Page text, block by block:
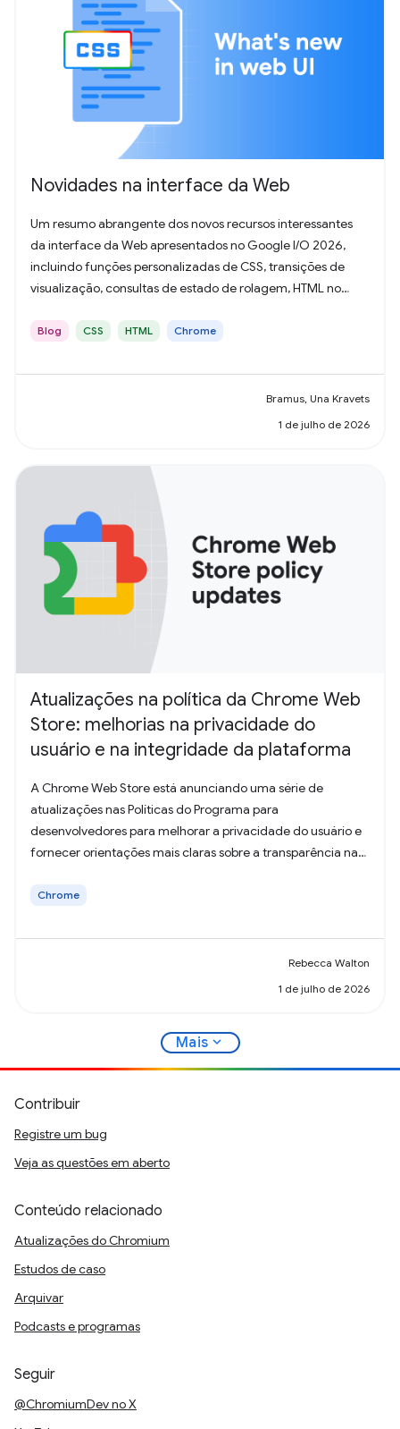
Novidades na interface da Web
Um resumo abrangente dos novos recursos interessantes
da interface da Web apresentados no Google I/O 2026,
incluindo funções personalizadas de CSS, transições de
visualização, consultas de estado de rolagem, HTML no
Blog CSS HTML Chrome
Bramus, Una Kravets
1 de julho de 2026
Atualizações na política da Chrome Web
Store: melhorias na privacidade do
usuário e na integridade da plataforma
A Chrome Web Store está anunciando uma série de
atualizações nas Políticas do Programa para
desenvolvedores para melhorar a privacidade do usuário e
fornecer orientações mais claras sobre a transparência na
Chrome
Rebecca Walton
1 de julho de 2026
Mais expand_more
Contribuir
Registre um bug
Veja as questões em aberto
Conteúdo relacionado
Atualizações do Chromium
Estudos de caso
Arquivar
Podcasts e programas
Seguir
@ChromiumDev no X